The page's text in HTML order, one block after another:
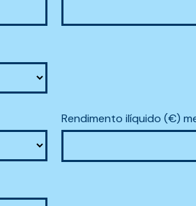
Rendimento ilíquido (€)